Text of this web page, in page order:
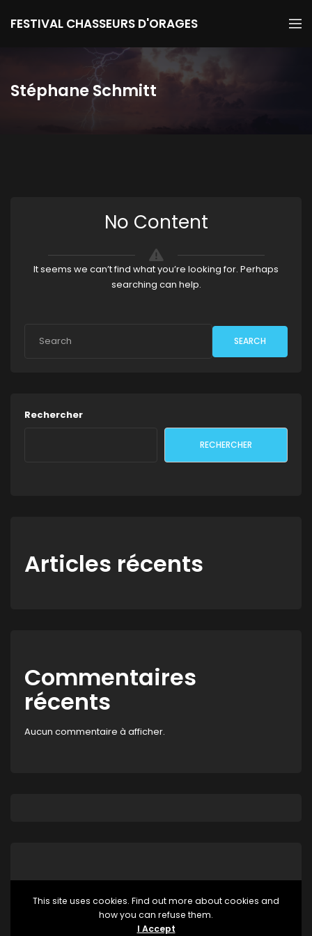
FESTIVAL CHASSEURS D'ORAGES
Stéphane Schmitt
No Content
It seems we can’t find what you’re looking for. Perhaps
searching can help.
SEARCH
Rechercher
RECHERCHER
Articles récents
Commentaires
récents
Aucun commentaire à afficher.
This site uses cookies. Find out more about cookies and
how you can refuse them.
I Accept